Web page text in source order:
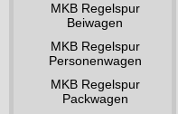
MKB Regelspur
Beiwagen
MKB Regelspur
Personenwagen
MKB Regelspur
Packwagen